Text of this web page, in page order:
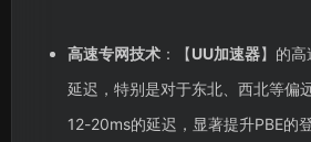
高速专网技术：【UU加速器】的高
延迟，特别是对于东北、西北等偏
12-20ms的延迟，显著提升PBE的